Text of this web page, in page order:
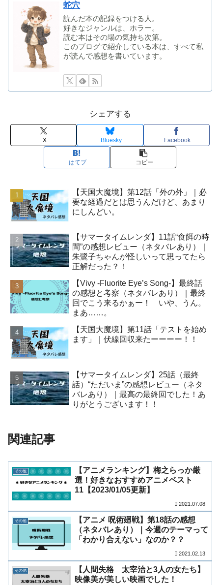
蛇穴
読んだ本の記録をつける人。
好きなジャンルは、ホラー。
読む本はその場の気持ち次第。
このブログで紹介している本は、すべて私
が読んで感想を書いています。
シェアする
X Bluesky Facebook
はてブ コピー
【天国大魔境】第12話「外の外」｜必
要な経過だとは思うんだけど、あまり
にしんどい。
【サマータイムレンダ】11話“食餌の時
間”の感想レビュー（ネタバレあり）｜
朱鷺子ちゃんが怪しいって思ってたら
正解だった？！
【Vivy -Fluorite Eye’s Song-】最終話
の感想と考察（ネタバレあり）｜最終
回でこう来るかぁー！ いや、うん。
まあ……。
【天国大魔境】第11話「テストを始め
ます」｜伏線回収来たーーーー！！
【サマータイムレンダ】25話（最終
話）“ただいま”の感想レビュー（ネタ
バレあり）｜最高の最終回でした！あ
りがとうございます！！
関連記事
その他
【アニメランキング】梅之らっか厳
選！好きなおすすめアニメベスト
11【2023/01/05更新】
2021.07.08
その他
【アニメ 呪術廻戦】第18話の感想
（ネタバレあり）｜今週のテーマって
「わかり合えない」なのか？？
2021.02.13
その他
【人間失格 太宰治と3人の女たち】
映像美が美しい映画でした！